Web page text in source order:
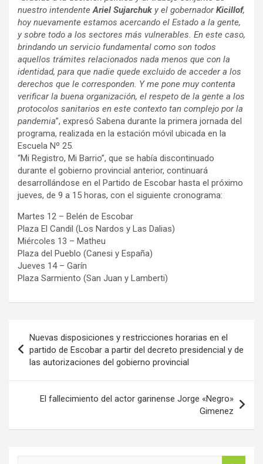
nuestro intendenteAriel Sujarchuk y el gobernadorKicillof,
hoy nuevamente estamos acercando el Estado a la gente,
y sobre todo a los sectores más vulnerables. En este caso,
brindando un servicio fundamental como son todos
aquellos trámites relacionados nada menos que con la
identidad, para que nadie quede excluido de acceder a los
derechos que le corresponden. Y me pone muy contenta
verificar la buena organización, el respeto de la gente a los
protocolos sanitarios en este contexto tan complejo por la
pandemia”, expresó Sabena durante la primera jornada del
programa, realizada en la estación móvil ubicada en la
Escuela Nº 25.
“Mi Registro, Mi Barrio”, que se había discontinuado
durante el gobierno provincial anterior, continuará
desarrollándose en el Partido de Escobar hasta el próximo
jueves, de 9 a 15 horas, con el siguiente cronograma:
Martes 12 – Belén de Escobar
Plaza El Candil (Los Nardos y Las Dalias)
Miércoles 13 – Matheu
Plaza del Pueblo (Canesi y España)
Jueves 14 – Garín
Plaza Sarmiento (San Juan y Lamberti)
de
entradas
Nuevas disposiciones y restricciones horarias en el
partido de Escobar a partir del decreto presidencial y de
las autorizaciones del gobierno provincial
El fallecimiento del actor garinense Jorge «Negro»
Gimenez